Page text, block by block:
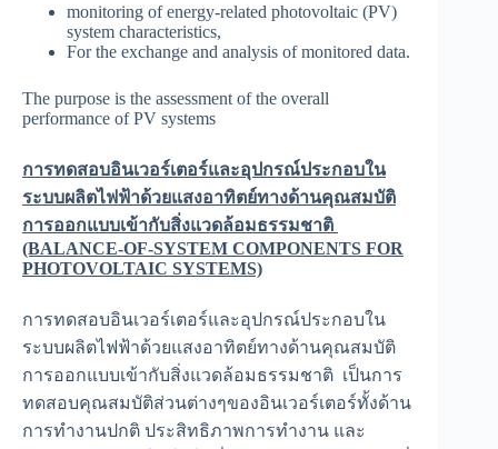
monitoring of energy-related photovoltaic (PV)
system characteristics,
For the exchange and analysis of monitored data.
The purpose is the assessment of the overall
performance of PV systems
การทดสอบอินเวอร์เตอร์และอุปกรณ์ประกอบใน
ระบบผลิตไฟฟ้าด้วยแสงอาทิตย์ทางด้านคุณสมบัติ
การออกแบบเข้ากับสิ่งแวดล้อมธรรมชาติ
(BALANCE-OF-SYSTEM COMPONENTS FOR
PHOTOVOLTAIC SYSTEMS)
การทดสอบอินเวอร์เตอร์และอุปกรณ์ประกอบใน
ระบบผลิตไฟฟ้าด้วยแสงอาทิตย์ทางด้านคุณสมบัติ
การออกแบบเข้ากับสิ่งแวดล้อมธรรมชาติ เป็นการ
ทดสอบคุณสมบัติส่วนต่างๆของอินเวอร์เตอร์ทั้งด้าน
การทำงานปกติ ประสิทธิภาพการทำงาน และ